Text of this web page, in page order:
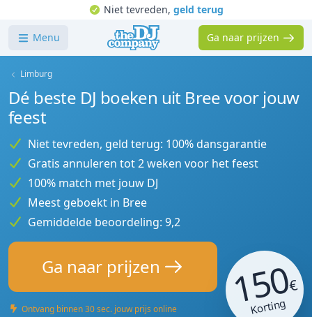
Niet tevreden, geld terug
Menu Ga naar prijzen
Limburg
Dé beste DJ boeken uit Bree voor jouw
feest
Niet tevreden, geld terug: 100% dansgarantie
Gratis annuleren tot 2 weken voor het feest
100% match met jouw DJ
Meest geboekt in Bree
Gemiddelde beoordeling: 9,2
Ga naar prijzen
Ontvang binnen 30 sec. jouw prijs online 150€
Korting